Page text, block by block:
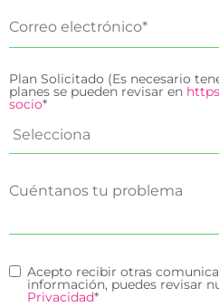
Plan Solicitado (Es necesario
planes se pueden revisar en
socio*
Acepto recibir otras
información, puedes revisar
Privacidad*